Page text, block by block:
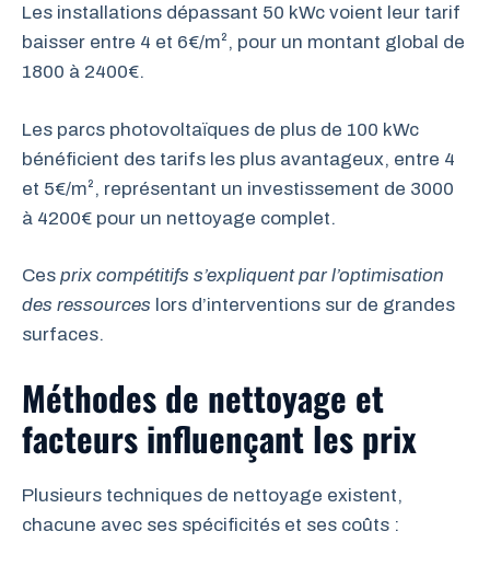
Les installations dépassant 50 kWc voient leur tarif
baisser entre 4 et 6€/m², pour un montant global de
1800 à 2400€.
Les parcs photovoltaïques de plus de 100 kWc
bénéficient des tarifs les plus avantageux, entre 4
et 5€/m², représentant un investissement de 3000
à 4200€ pour un nettoyage complet.
Ces prix compétitifs s’expliquent par l’optimisation
des ressources lors d’interventions sur de grandes
surfaces.
Méthodes de nettoyage et
facteurs influençant les prix
Plusieurs techniques de nettoyage existent,
chacune avec ses spécificités et ses coûts :